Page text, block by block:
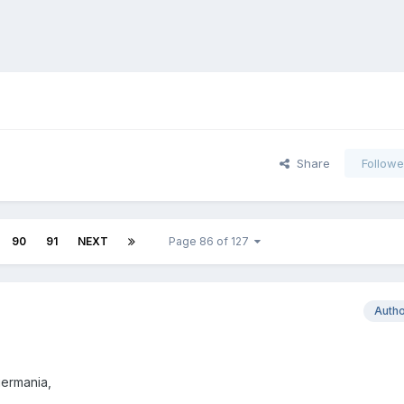
Share
90 91 NEXT Page 86 of 127